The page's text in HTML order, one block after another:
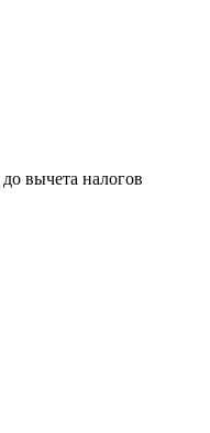
до вычета налогов